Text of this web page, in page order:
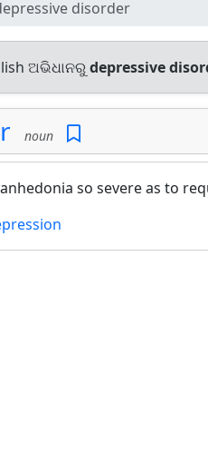
disorder
ଅଭିଧାନରୁdepressive
noun
so severe as to